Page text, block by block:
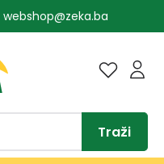
webshop@zeka.ba
Traži